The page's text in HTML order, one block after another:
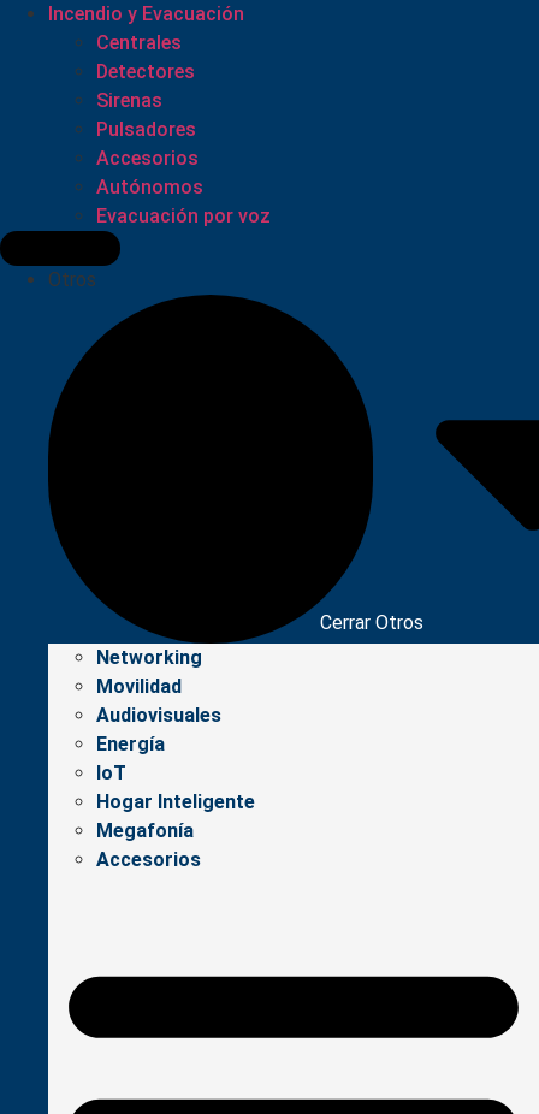
Incendio y Evacuación
Centrales
Detectores
Sirenas
Pulsadores
Accesorios
Autónomos
Evacuación por voz
Otros
Cerrar Otros
Networking
Movilidad
Audiovisuales
Energía
IoT
Hogar Inteligente
Megafonía
Accesorios